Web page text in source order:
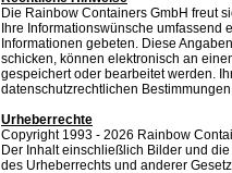
Die Rainbow Containers GmbH freut
Ihre Informationswünsche
Informationen gebeten. Diese
schicken, können elektronisch an
gespeichert oder bearbeitet werden.
datenschutzrechtlichen
Urheberrechte
Copyright 1993 - 2026 Rainbow
Der Inhalt einschließlich Bilder und
des Urheberrechts und anderer